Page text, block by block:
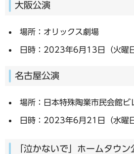
大阪公演
場所：オリックス劇場
日時：2023年6月13日（火曜
名古屋公演
場所：日本特殊陶業市民会館ビ
日時：2023年6月21日（水曜
「泣かないで」ホームタウ